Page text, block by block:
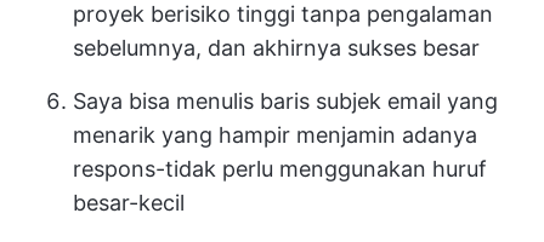
proyek berisiko tinggi tanpa pengalaman
sebelumnya, dan akhirnya sukses besar
Saya bisa menulis baris subjek email yang
menarik yang hampir menjamin adanya
respons-tidak perlu menggunakan huruf
besar-kecil